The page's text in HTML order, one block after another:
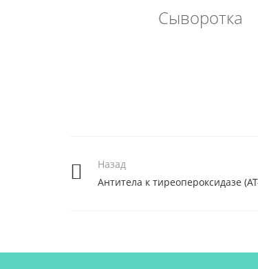
Сыворотка
Назад
Антитела к тиреопероксидазе